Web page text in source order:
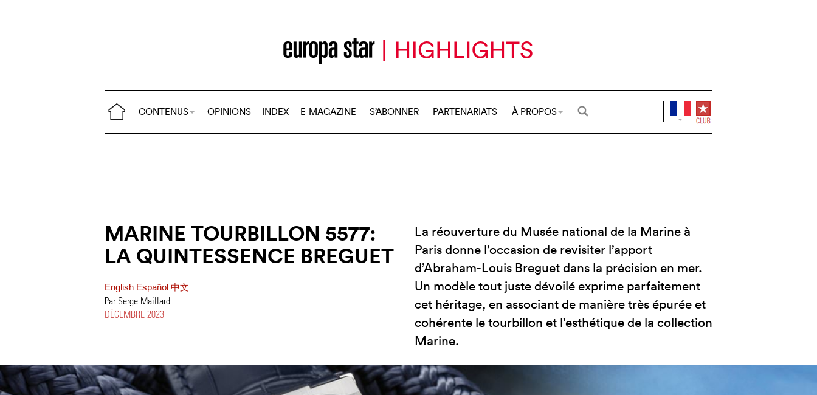
CONTENUS OPINIONS INDEX E-MAGAZINE S’ABONNER PARTENARIATS À PROPOS
MARINE TOURBILLON 5577:
LA QUINTESSENCE BREGUET
English Español 中文
Par Serge Maillard
DÉCEMBRE 2023
La réouverture du Musée national de la Marine à
Paris donne l’occasion de revisiter l’apport
d’Abraham-Louis Breguet dans la précision en mer.
Un modèle tout juste dévoilé exprime parfaitement
cet héritage, en associant de manière très épurée et
cohérente le tourbillon et l’esthétique de la collection
Marine.